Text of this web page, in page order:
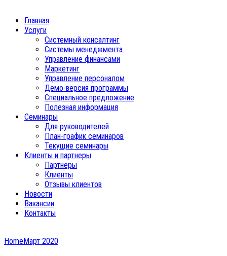
Главная
Услуги
Системный консалтинг
Системы менеджмента
Управление финансами
Маркетинг
Управление персоналом
Демо-версия программы
Специальное предложение
Полезная информация
Семинары
Для руководителей
План-график семинаров
Текущие семинары
Клиенты и партнеры
Партнеры
Клиенты
Отзывы клиентов
Новости
Вакансии
Контакты
HomeМарт 2020